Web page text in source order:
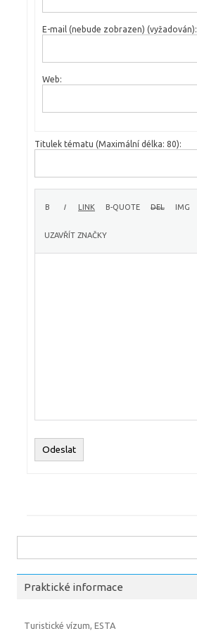
E-mail (nebude zobrazen) (vyžadován):
Web:
Titulek tématu (Maximální délka: 80):
Odeslat
Praktické informace
Turistické vízum, ESTA